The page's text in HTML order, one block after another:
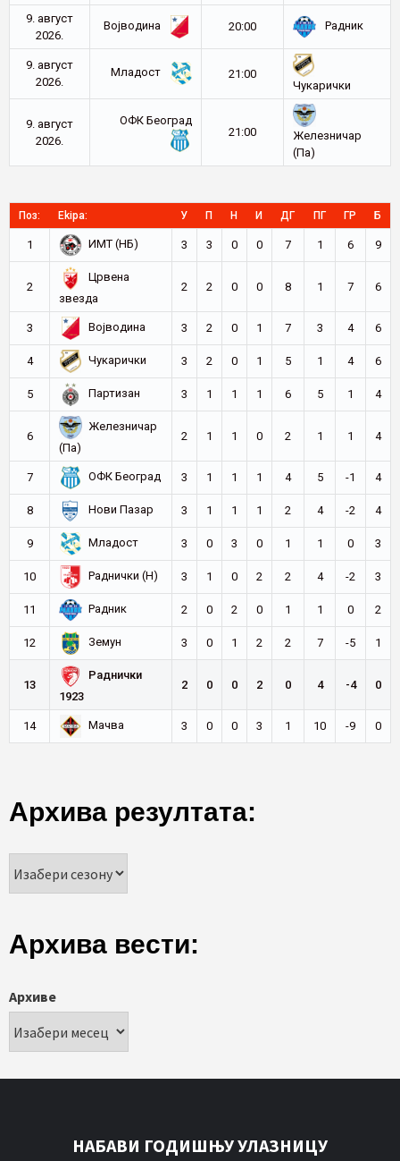
9. август
2026.
Војводина 20:00 Радник
9. август
2026.
Младост
21:00
Чукарички
9. август
2026.
ОФК Београд
21:00
Железничар
(Па)
Поз: Ekipa: У П Н И ДГ ПГ ГР Б
1 ИМТ (НБ) 3 3 0 0 7 1 6 9
2
Црвена
звезда
2 2 0 0 8 1 7 6
3 Војводина 3 2 0 1 7 3 4 6
4 Чукарички 3 2 0 1 5 1 4 6
5 Партизан 3 1 1 1 6 5 1 4
6
Железничар
(Па)
2 1 1 0 2 1 1 4
7 ОФК Београд 3 1 1 1 4 5 -1 4
8 Нови Пазар 3 1 1 1 2 4 -2 4
9 Младост 3 0 3 0 1 1 0 3
10 Раднички (Н) 3 1 0 2 2 4 -2 3
11 Радник 2 0 2 0 1 1 0 2
12 Земун 3 0 1 2 2 7 -5 1
13
Раднички
1923
2 0 0 2 0 4 -4 0
14 Мачва 3 0 0 3 1 10 -9 0
Архива резултата:
Архива вести:
Архиве
НАБАВИ ГОДИШЊУ УЛАЗНИЦУ